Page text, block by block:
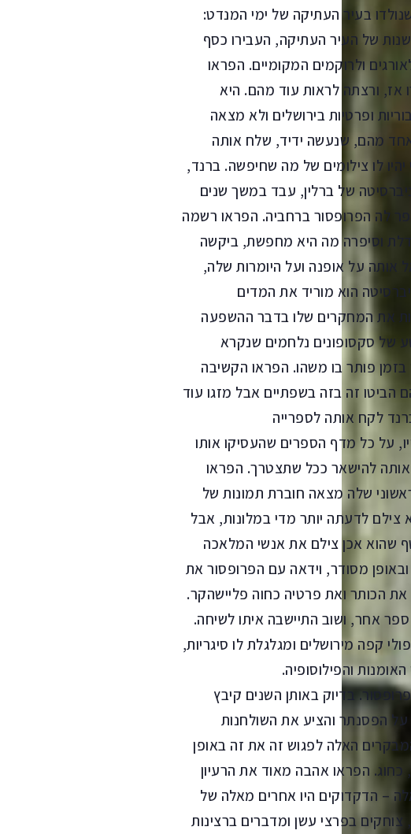
שנולדו בעיר העתיקה של ימי המנדט:
של העיר העתיקה, העבירו כסף
ולרוקמים המקומיים. הפראו
אז, ורצתה לראות עוד מהם. היא
ופרטיות בירושלים ולא מצאה
מהם, שנעשה ידיד, שלח אותה
לו צילומים של מה שחיפשה. ברנד,
של ברלין, עבד במשך שנים
לה הפרופסור ברחביה. הפראו רשמה
וסיפרה מה היא מחפשת, ביקשה
אותה על אופנה ועל היומרות שלה,
הוא מוריד את המדים
את המחקרים שלו בדבר ההשפעה
של סקסופונים נלחמים שנקרא
בזמן פותר בו משהו. הפראו הקשיבה
הביטו זה בזה בשפתיים אבל מזגו עוד
לקח אותה לספרייה
על כל מדף הספרים שהעסיקו אותו
אותה להישאר ככל שתצטרך. הפראו
שלה מצאה חוברת תמונות של
לדעתה יותר מדי במלונות, אבל
שהוא אכן צילם את אנשי המלאכה
מסודר, וידאה עם הפרופסור את
הכותר ואת פרטיה כחוה פליישהקר.
אחר, ושוב התיישבה איתו לשיחה.
קפה מירושלים ומגלגלת לו סיגריות,
והפילוסופיה.
בדיוק באותן השנים קיבץ
על הפסנתר והציע את השולחנות
האלה לפגוש זה את זה באופן
כחוג. הפראו אהבה מאוד את הרעיון
– הדקדוקים היו אחרים מאלה של
בפרצי עשן ומדברים ברצינות